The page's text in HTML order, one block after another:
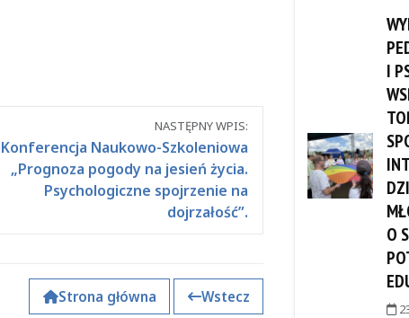
NASTĘPNY WPIS:
Konferencja Naukowo-Szkoleniowa
„Prognoza pogody na jesień życia.
Psychologiczne spojrzenie na
dojrzałość”.
Strona główna Wstecz
I
O